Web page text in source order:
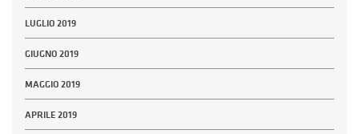
LUGLIO 2019
GIUGNO 2019
MAGGIO 2019
APRILE 2019